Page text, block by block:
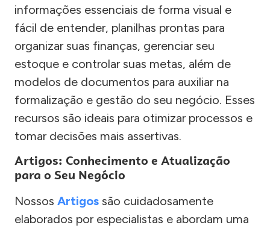
informações essenciais de forma visual e
fácil de entender, planilhas prontas para
organizar suas finanças, gerenciar seu
estoque e controlar suas metas, além de
modelos de documentos para auxiliar na
formalização e gestão do seu negócio. Esses
recursos são ideais para otimizar processos e
tomar decisões mais assertivas.
Artigos: Conhecimento e Atualização
para o Seu Negócio
Nossos Artigos são cuidadosamente
elaborados por especialistas e abordam uma